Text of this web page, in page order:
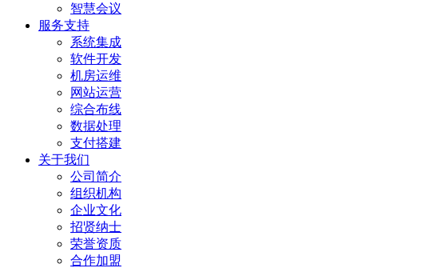
智慧会议
服务支持
系统集成
软件开发
机房运维
网站运营
综合布线
数据处理
支付搭建
关于我们
公司简介
组织机构
企业文化
招贤纳士
荣誉资质
合作加盟